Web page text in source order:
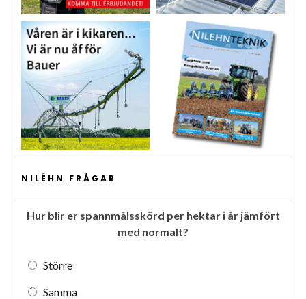
NILÉHN FRÅGAR
Hur blir er spannmålsskörd per hektar i år jämfört
med normalt?
Större
Samma